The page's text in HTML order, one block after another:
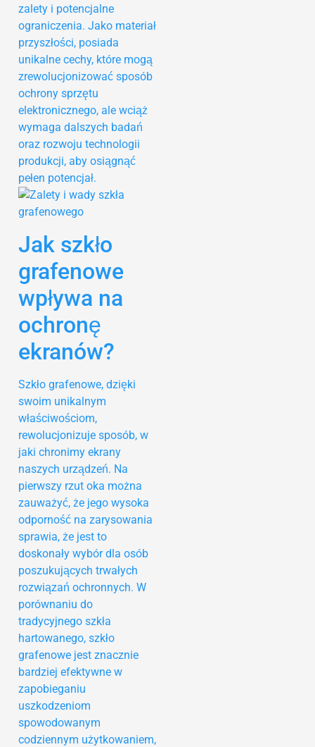
zalety i potencjalne
ograniczenia. Jako materiał
przyszłości, posiada
unikalne cechy, które mogą
zrewolucjonizować sposób
ochrony sprzętu
elektronicznego, ale wciąż
wymaga dalszych badań
oraz rozwoju technologii
produkcji, aby osiągnąć
pełen potencjał.
Jak szkło
grafenowe
wpływa na
ochronę
ekranów?
Szkło grafenowe, dzięki
swoim unikalnym
właściwościom,
rewolucjonizuje sposób, w
jaki chronimy ekrany
naszych urządzeń. Na
pierwszy rzut oka można
zauważyć, że jego wysoka
odporność na zarysowania
sprawia, że jest to
doskonały wybór dla osób
poszukujących trwałych
rozwiązań ochronnych. W
porównaniu do
tradycyjnego szkła
hartowanego, szkło
grafenowe jest znacznie
bardziej efektywne w
zapobieganiu
uszkodzeniom
spowodowanym
codziennym użytkowaniem,